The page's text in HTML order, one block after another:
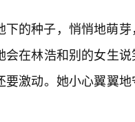
的种子，悄悄地萌
在林浩和别的女生说
激动。她小心翼翼